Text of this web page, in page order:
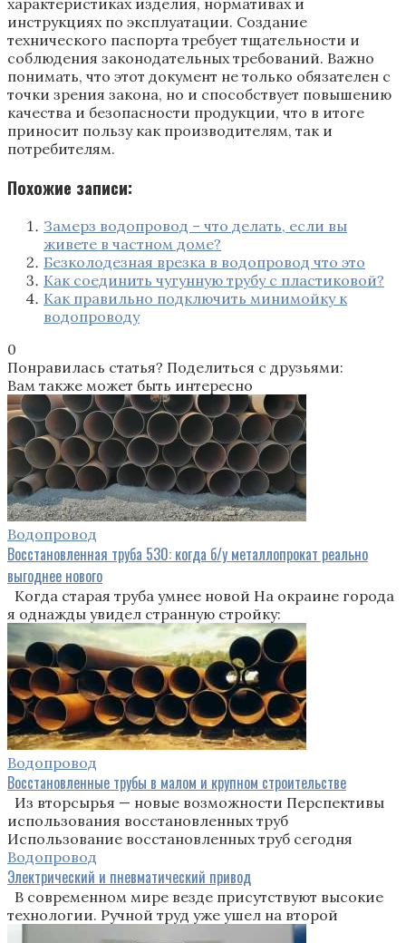
характеристиках изделия, нормативах и
инструкциях по эксплуатации. Создание
технического паспорта требует тщательности и
соблюдения законодательных требований. Важно
понимать, что этот документ не только обязателен с
точки зрения закона, но и способствует повышению
качества и безопасности продукции, что в итоге
приносит пользу как производителям, так и
потребителям.
Похожие записи:
Замерз водопровод – что делать, если вы
живете в частном доме?
Безколодезная врезка в водопровод что это
Как соединить чугунную трубу с пластиковой?
Как правильно подключить минимойку к
водопроводу
0
Понравилась статья? Поделиться с друзьями:
Вам также может быть интересно
Водопровод
Восстановленная труба 530: когда б/у металлопрокат реально
выгоднее нового
Когда старая труба умнее новой На окраине города
я однажды увидел странную стройку:
Водопровод
Восстановленные трубы в малом и крупном строительстве
Из вторсырья — новые возможности Перспективы
использования восстановленных труб
Использование восстановленных труб сегодня
Водопровод
Электрический и пневматический привод
В современном мире везде присутствуют высокие
технологии. Ручной труд уже ушел на второй